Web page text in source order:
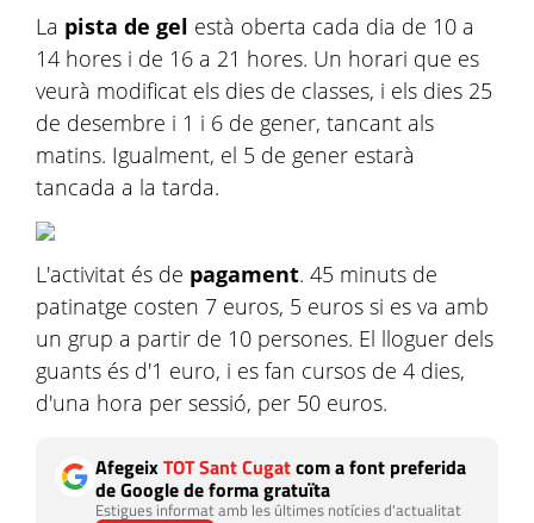
La pista de gel està oberta cada dia de 10 a
14 hores i de 16 a 21 hores. Un horari que es
veurà modificat els dies de classes, i els dies 25
de desembre i 1 i 6 de gener, tancant als
matins. Igualment, el 5 de gener estarà
tancada a la tarda.
L'activitat és de pagament. 45 minuts de
patinatge costen 7 euros, 5 euros si es va amb
un grup a partir de 10 persones. El lloguer dels
guants és d'1 euro, i es fan cursos de 4 dies,
d'una hora per sessió, per 50 euros.
AfegeixTOT Sant Cugatcom a font preferida
de Google de forma gratuïta
Estigues informat amb les últimes notícies d'actualitat